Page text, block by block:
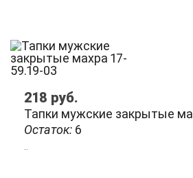
Остаток: 6
Тапки мужские закрытые
218 руб.